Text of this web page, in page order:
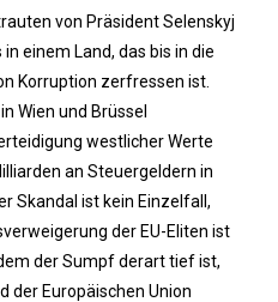
von Präsident Selenskyj
einem Land, das bis in die
Korruption zerfressen ist.
Wien und Brüssel
westlicher Werte
an Steuergeldern in
Skandal ist kein Einzelfall,
der EU-Eliten ist
der Sumpf derart tief ist,
der Europäischen Union